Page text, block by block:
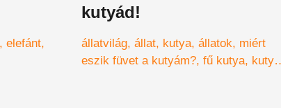
elefánt
kutyád!
állatvilág állat kutya állatok
miért
eszik füvet a kutyám? fű kutya kutya